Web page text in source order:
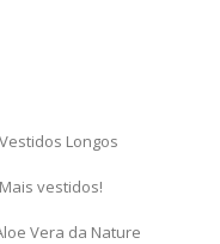
Longos
vestidos!
Vera da Nature